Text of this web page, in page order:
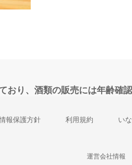
り、酒類の販売には年齢確
報保護方針 利用規約 い
運営会社情報